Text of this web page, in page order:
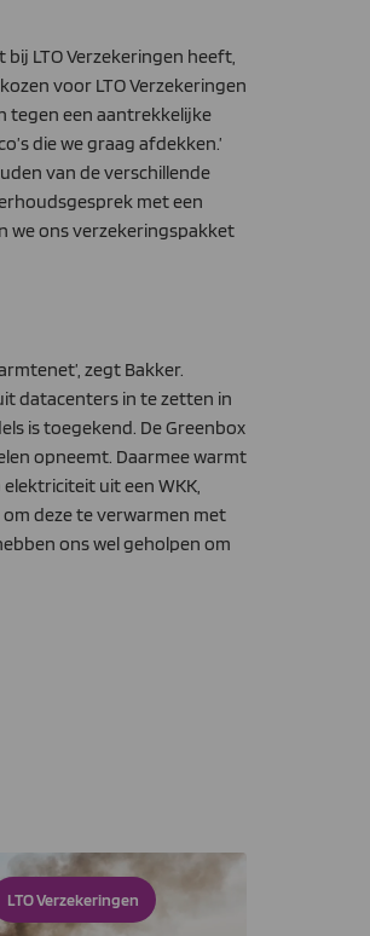
LTO Verzekeringen heeft,
voor LTO Verzekeringen
tegen een aantrekkelijke
die we graag afdekken.’
van de verschillende
met een
we ons verzekeringspakket
zegt Bakker.
datacenters in te zetten in
is toegekend. De Greenbox
opneemt. Daarmee warmt
uit een WKK,
deze te verwarmen met
ons wel geholpen om
LTO Verzekeringen